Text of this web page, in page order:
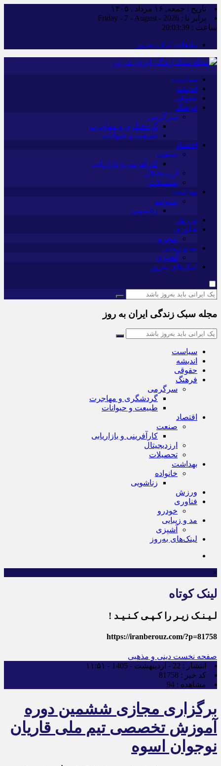
تاریخ : جمعه, ۱۶ مرداد , ۱۴۰۵
برابر با : Friday - 7 - August - 2026
ساعت : 20:03:40
تبلیغات ایران به‌روز
سیاست
اندیشه
حقوقی
فرهنگ
سرگرمی
گردشگری و مهاجرت
طبیعت و حیوانات
اقتصاد
صنعت
کارآفرینی و بازاریابی
ارزدیجیتال
تحصیلات
بهداشت
خانواده
زناشویی
ورزش
فناوری
خودرو
مد و زیبایی
آشپزی
لینک‌های به‌روز
مجله سبک زندگی ایران به روز
سیاست
اندیشه
حقوقی
فرهنگ
سرگرمی
گردشگری و مهاجرت
طبیعت و حیوانات
اقتصاد
صنعت
کارآفرینی و بازاریابی
ارزدیجیتال
تحصیلات
بهداشت
خانواده
زناشویی
ورزش
فناوری
خودرو
مد و زیبایی
آشپزی
لینک‌های به‌روز
×
لینک کوتاه
لـیـنـک زیـر را کـپـی کـنـیـد !
https://iranberouz.com/?p=81758
صفحه نخست دینی و مذهبی
انتشار : 22 - اردیبهشت - 1405 - ۱۱:۵۱
کد خبر : 81758
مشاهده : 94
برگزاری مجازی ششمین دوره
آموزش تخصصی تیم ملی قاریان
نوجوان اسوه